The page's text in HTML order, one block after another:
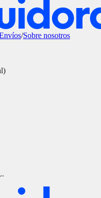
/Sobre nosotros